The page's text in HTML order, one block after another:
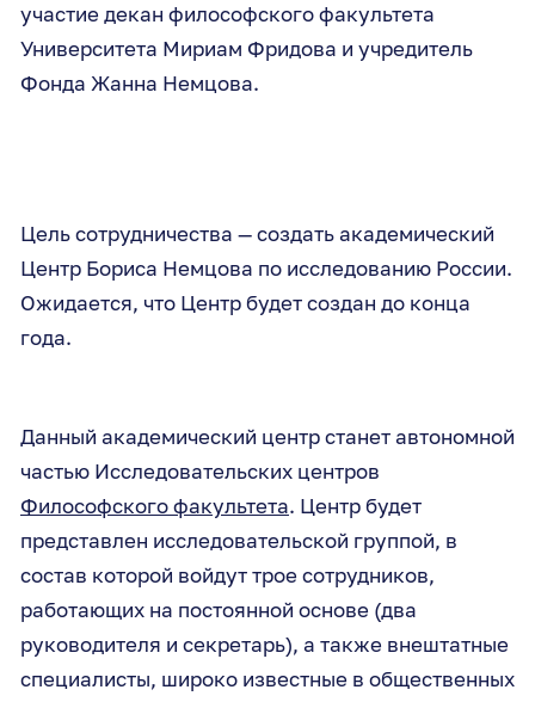
участие декан философского факультета
Университета Мириам Фридова и учредитель
Фонда Жанна Немцова.
Цель сотрудничества — создать академический
Центр Бориса Немцова по исследованию России.
Ожидается, что Центр будет создан до конца
года.
Данный академический центр станет автономной
частью Исследовательских центров
Философского факультета. Центр будет
представлен исследовательской группой, в
состав которой войдут трое сотрудников,
работающих на постоянной основе (два
руководителя и секретарь), а также внештатные
специалисты, широко известные в общественных